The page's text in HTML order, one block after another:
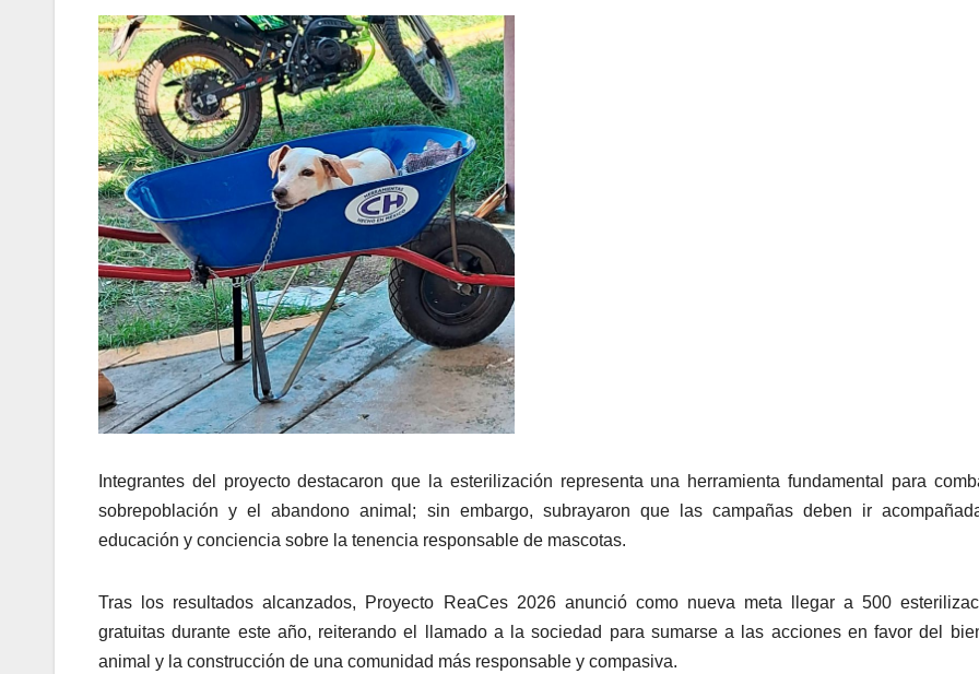
Integrantes del proyecto destacaron que la esterilización representa una herramienta fundamental para
sobrepoblación y el abandono animal; sin embargo, subrayaron que las campañas deben ir
educación y conciencia sobre la tenencia responsable de mascotas.
Tras los resultados alcanzados, Proyecto ReaCes 2026 anunció como nueva meta llegar a 500
gratuitas durante este año, reiterando el llamado a la sociedad para sumarse a las acciones en favor del
animal y la construcción de una comunidad más responsable y compasiva.